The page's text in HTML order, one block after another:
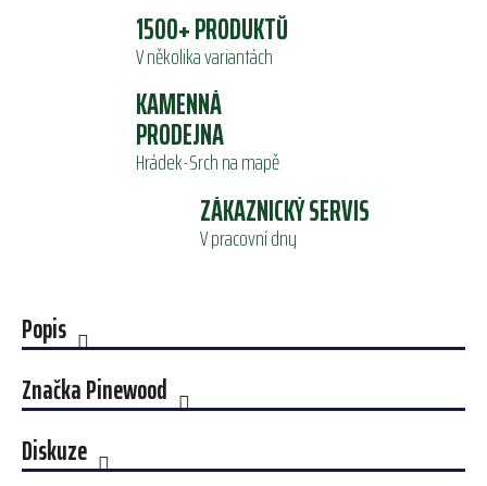
1500+ PRODUKTŮ
V několika variantách
KAMENNÁ
PRODEJNA
Hrádek-Srch na mapě
ZÁKAZNICKÝ SERVIS
V pracovní dny
Popis
ZnačkaPinewood
Diskuze